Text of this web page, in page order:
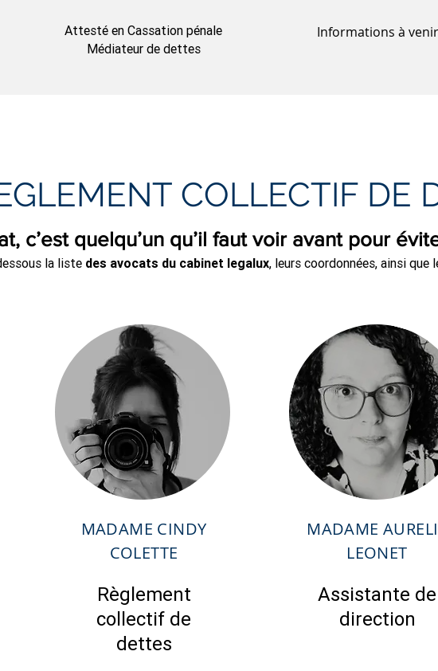
Attesté en Cassation pénale
Médiateur de dettes
Informations à venir
COLLECTIF DE
c’est quelqu’un qu’il faut voir avant pour
la liste des avocats du cabinet legalux, leurs coordonnées, ainsi
MADAME CINDY
COLETTE
Règlement
collectif de
dettes
MADAME
LEONET
Assistante de
direction